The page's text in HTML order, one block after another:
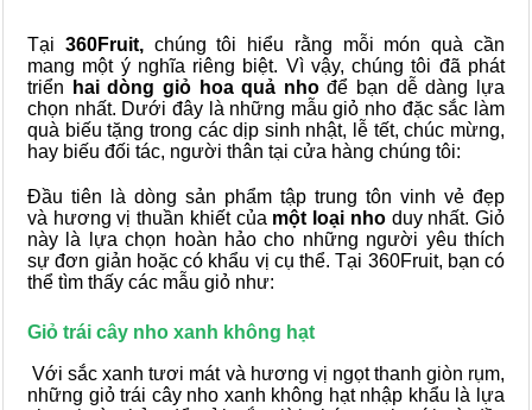
Tại 360Fruit,chúng tôi hiểu rằng mỗi món quà cần
mang một ý nghĩa riêng biệt. Vì vậy, chúng tôi đã phát
triển
hai dòng giỏ hoa quả nhođể bạn dễ dàng lựa
chọn nhất. Dưới đây là những mẫu giỏ nho đặc sắc làm
quà biếu tặng trong các dịp sinh nhật, lễ tết, chúc mừng,
hay biếu đối tác, người thân tại cửa hàng chúng tôi:
Đầu tiên là dòng sản phẩm tập trung tôn vinh vẻ đẹp
và hương vị thuần khiết của một loại nhoduy nhất. Giỏ
này là lựa chọn hoàn hảo cho những người yêu thích
sự đơn giản hoặc có khẩu vị cụ thể. Tại 360Fruit, bạn có
thể tìm thấy các mẫu giỏ như:
Giỏ trái cây nho xanh không hạt
Với sắc xanh tươi mát và hương vị ngọt thanh giòn rụm,
những giỏ trái cây nho xanh không hạt nhập khẩu là lựa